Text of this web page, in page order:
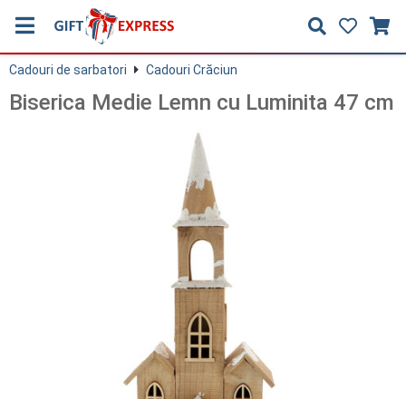
Cadouri de sarbatori Cadouri Crăciun
Biserica Medie Lemn cu Luminita 47 cm